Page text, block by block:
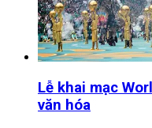
Lễ khai mạc
văn hóa